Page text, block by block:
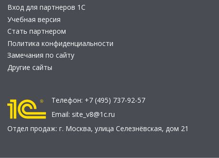
Вход для партнеров 1С
Учебная версия
Стать партнером
Политика конфиденциальности
Замечания по сайту
Другие сайты
Телефон: +7 (495) 737-92-57
Email: site_v8@1c.ru
Отдел продаж: г. Москва, улица Селезнёвская, дом 21